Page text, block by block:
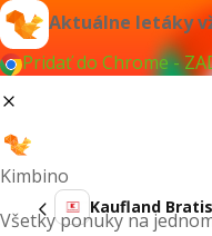
Aktuálne letáky
Pridať do Chrome -
Kimbino
Všetky ponuky na
Kaufland